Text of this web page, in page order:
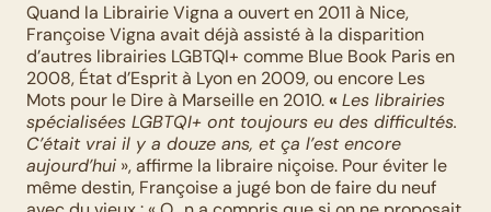
Quand la Librairie Vigna a ouvert en 2011 à Nice,
Françoise Vigna avait déjà assisté à la disparition
d’autres librairies LGBTQI+ comme Blue Book Paris en
2008, État d’Esprit à Lyon en 2009, ou encore Les
Mots pour le Dire à Marseille en 2010. «Les librairies
spécialisées LGBTQI+ ont toujours eu des difficultés.
C’était vrai il y a douze ans, et ça l’est encore
aujourd’hui », affirme la libraire niçoise. Pour éviter le
même destin, Françoise a jugé bon de faire du neuf